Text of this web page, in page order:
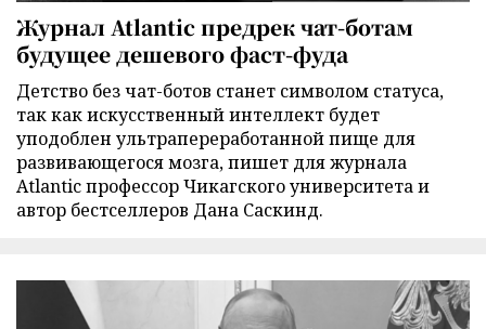
Журнал Atlantic предрек чат-ботам
будущее дешевого фаст-фуда
Детство без чат-ботов станет символом статуса,
так как искусственный интеллект будет
уподоблен ультрапереработанной пище для
развивающегося мозга, пишет для журнала
Atlantic профессор Чикагского университета и
автор бестселлеров Дана Саскинд.